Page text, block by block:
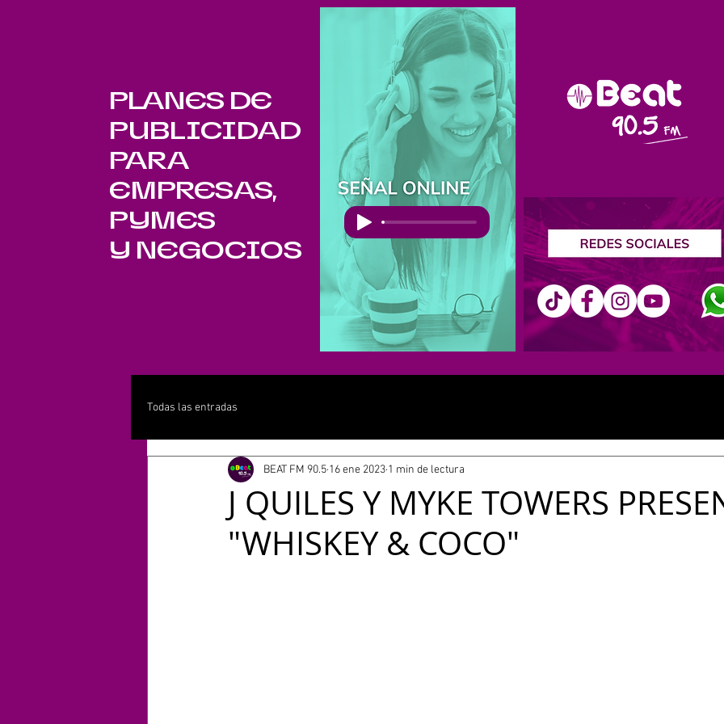
PLANES DE
PUBLICIDAD
PARA
EMPRESAS,
PYMES
Y NEGOCIOS
Todas las entradas
J QUILES Y MYKE TOWERS
"WHISKEY & COCO"
BEAT FM 90.5 16 ene 2023 1 min de lectura